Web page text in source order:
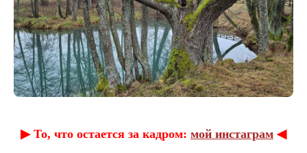
▶︎ То, что остается за кадром: мой инстаграм ◀︎